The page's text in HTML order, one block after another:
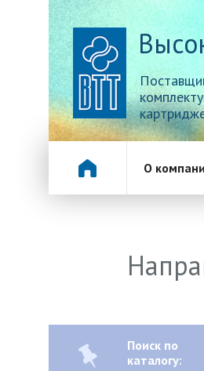
О
Поиск по
каталогу: